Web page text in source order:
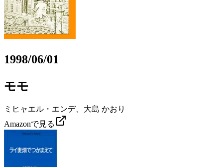
1998/06/01
モモ
ミヒャエル・エンデ、大島 かおり
Amazonで見る